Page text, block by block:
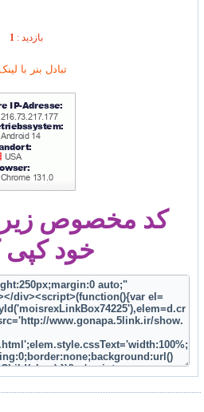
بازديد : 1
کد مخصوص زیر
خود کپی